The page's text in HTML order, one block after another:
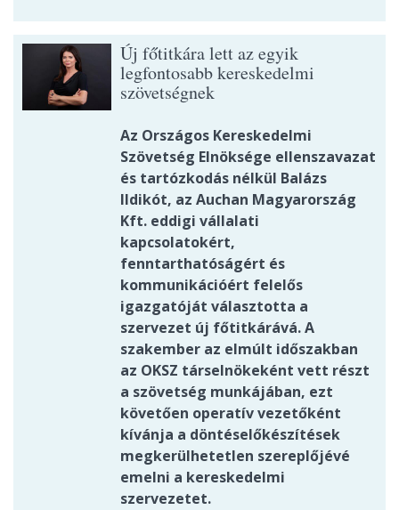
Új főtitkára lett az egyik
legfontosabb kereskedelmi
szövetségnek
Az Országos Kereskedelmi
Szövetség Elnöksége ellenszavazat
és tartózkodás nélkül Balázs
Ildikót, az Auchan Magyarország
Kft. eddigi vállalati
kapcsolatokért,
fenntarthatóságért és
kommunikációért felelős
igazgatóját választotta a
szervezet új főtitkárává. A
szakember az elmúlt időszakban
az OKSZ társelnökeként vett részt
a szövetség munkájában, ezt
követően operatív vezetőként
kívánja a döntéselőkészítések
megkerülhetetlen szereplőjévé
emelni a kereskedelmi
szervezetet.